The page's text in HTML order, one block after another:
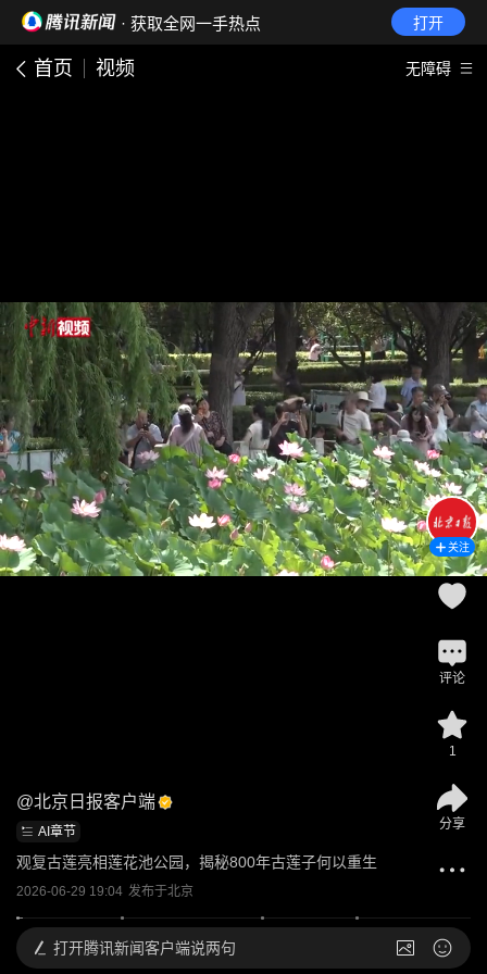
· 获取全网一手热点 打开
首页 视频 无障碍
@北京日报客户端
AI章节
观复古莲亮相莲花池公园，揭秘800年古莲子何以重生
2026-06-29 19:04 发布于北京
关注
评论
1
分享
打开腾讯新闻客户端说两句